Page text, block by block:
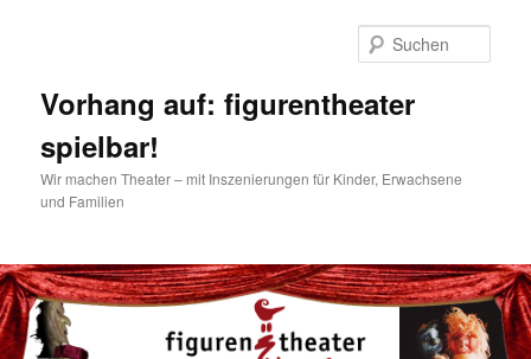
Vorhang auf: figurentheater
spielbar!
Wir machen Theater – mit Inszenierungen für Kinder, Erwachsene
und Familien